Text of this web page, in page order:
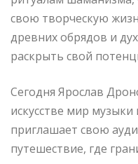
свою творческую
древних обрядов и
раскрыть свой
Сегодня Ярослав
искусстве мир
приглашает свою
путешествие, где